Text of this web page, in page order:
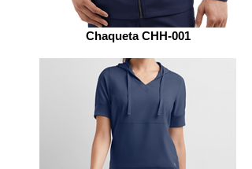
Chaqueta CHH-001